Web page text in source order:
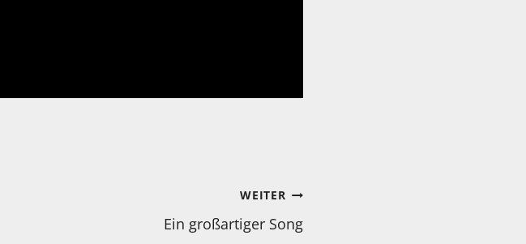
WEITER
Ein großartiger Song